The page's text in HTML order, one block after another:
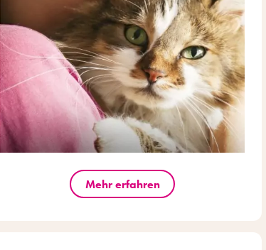
Mehr erfahren